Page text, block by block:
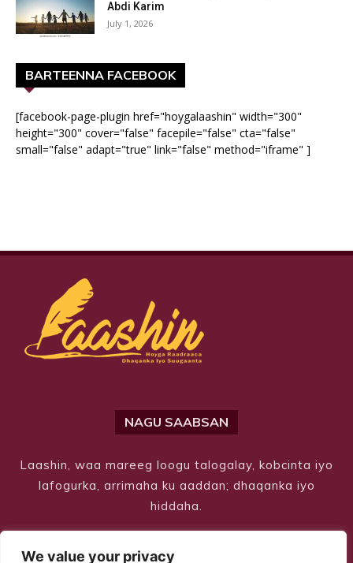
We value your privacy
Abdi Karim
July 1, 2026
BARTEENNA FACEBOOK
[facebook-page-plugin href="hoygalaashin" width="300"
height="300" cover="false" facepile="false" cta="false"
small="false" adapt="true" link="false" method="iframe" ]
NAGU SAABSAN
Laashin, waa mareeg loogu talogalay, kobcinta iyo
lafogurka, arrimaha ku aaddan; dhaqanka iyo
hiddaha.